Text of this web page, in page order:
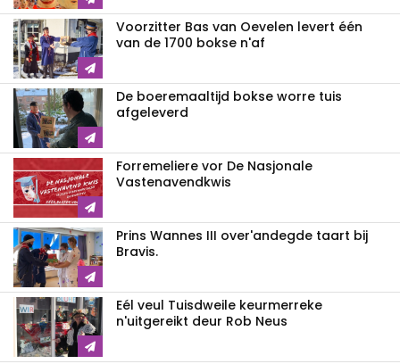
Voorzitter Bas van Oevelen levert één
van de 1700 bokse n'af
De boeremaaltijd bokse worre tuis
afgeleverd
Forremeliere vor De Nasjonale
Vastenavendkwis
Prins Wannes III over'andegde taart bij
Bravis.
Eél veul Tuisdweile keurmerreke
n'uitgereikt deur Rob Neus